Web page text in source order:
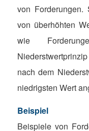
von
von überhöhten
wie
nach dem
niedrigsten Wert
Beispiel
Beispiele von